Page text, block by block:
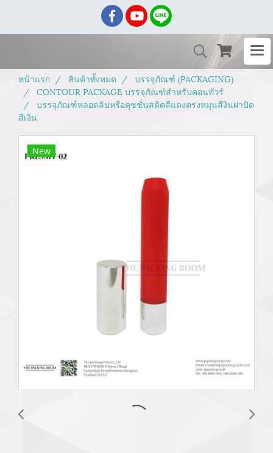
หน้าแรก สินค้าทั้งหมด
บรรจุภัณฑ์ (PACKAGING)
CONTOUR PACKAGE บรรจุภัณฑ์สำหรับคอนทัวร์
บรรจุภัณฑ์หลอดลิปหรือคุชชั่นสติดสีแดงตรงหมุนสีงินฝาปิด
สีเงิน
New